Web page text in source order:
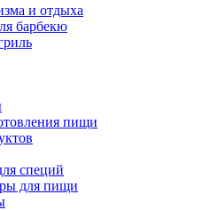
и отдыха
барбекю
пищи
специй
для пищи